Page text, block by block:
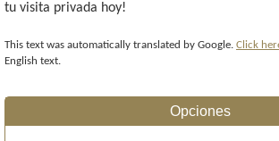
tu visita privada hoy!
This text was automatically translated by Google. Click
English text.
Opciones